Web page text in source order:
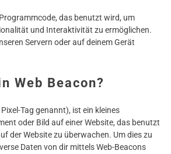
das benutzt wird, um
und Interaktivität zu ermöglichen.
Servern oder auf deinem Gerät
Web Beacon?
Tag genannt), ist ein kleines
oder Bild auf einer Website, das benutzt
der Website zu überwachen. Um dies zu
Daten von dir mittels Web-Beacons